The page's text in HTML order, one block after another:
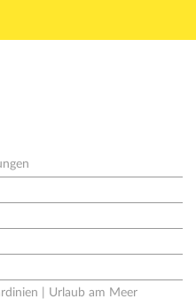
| Urlaub am Meer